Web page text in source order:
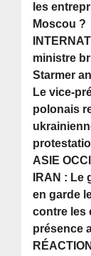
les
Moscou ?
ministre
Starmer
Le vice-
polonais
ASIE
IRAN : Le
en garde
contre les
présence